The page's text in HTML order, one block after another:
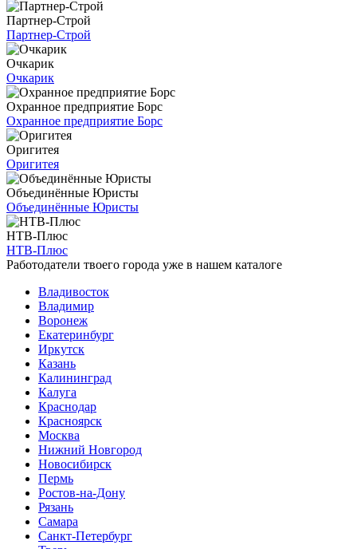
Партнер-Строй
Партнер-Строй
Очкарик
Очкарик
Охранное предприятие Борс
Охранное предприятие Борс
Оригитея
Оригитея
Объединённые Юристы
Объединённые Юристы
НТВ-Плюс
НТВ-Плюс
Работодатели твоего города уже в нашем каталоге
Владивосток
Владимир
Воронеж
Екатеринбург
Иркутск
Казань
Калининград
Калуга
Краснодар
Красноярск
Москва
Нижний Новгород
Новосибирск
Пермь
Ростов-на-Дону
Рязань
Самара
Санкт-Петербург